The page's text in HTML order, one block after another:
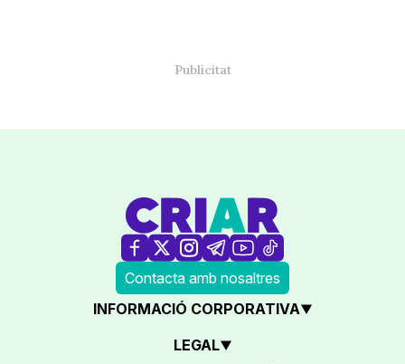
Contacta amb nosaltres
INFORMACIÓ CORPORATIVA
LEGAL